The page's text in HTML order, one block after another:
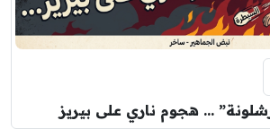
… هجوم ناري على بيريز